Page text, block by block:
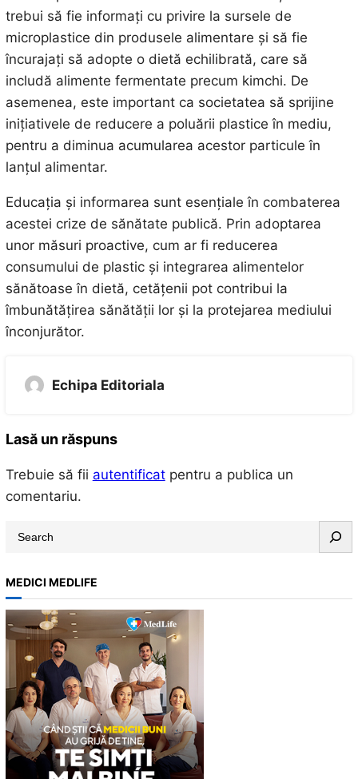
trebui să fie informați cu privire la sursele de
microplastice din produsele alimentare și să fie
încurajați să adopte o dietă echilibrată, care să
includă alimente fermentate precum kimchi. De
asemenea, este important ca societatea să sprijine
inițiativele de reducere a poluării plastice în mediu,
pentru a diminua acumularea acestor particule în
lanțul alimentar.
Educația și informarea sunt esențiale în combaterea
acestei crize de sănătate publică. Prin adoptarea
unor măsuri proactive, cum ar fi reducerea
consumului de plastic și integrarea alimentelor
sănătoase în dietă, cetățenii pot contribui la
îmbunătățirea sănătății lor și la protejarea mediului
înconjurător.
Echipa Editoriala
Lasă un răspuns
Trebuie să fii autentificatpentru a publica un
comentariu.
a
r
c
h
MEDICI MEDLIFE